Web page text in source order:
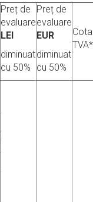
Preț de
evaluare
LEI
diminuat
cu 50%
Preț de
evaluare
EUR
diminuat
cu 50%
Cota
TVA*